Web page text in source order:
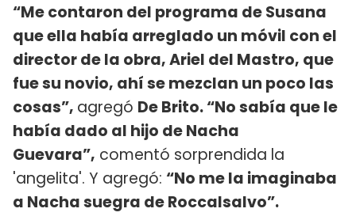
“Me contaron del programa de Susana
que ella había arreglado un móvil con el
director de la obra, Ariel del Mastro, que
fue su novio, ahí se mezclan un poco las
cosas”, agregó De Brito. “No sabía que le
había dado al hijo de Nacha
Guevara”, comentó sorprendida la
'angelita'. Y agregó: “No me la imaginaba
a Nacha suegra de Roccalsalvo”.